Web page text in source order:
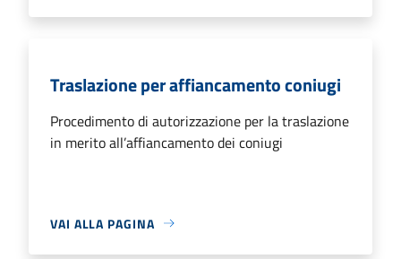
Traslazione per affiancamento coniugi
Procedimento di autorizzazione per la traslazione
in merito all’affiancamento dei coniugi
VAI ALLA PAGINA